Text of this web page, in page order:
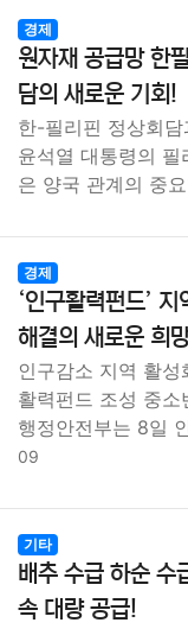
경제
원자재 공급망 한
담의 새로운 기회!
한-필리핀 정상회
윤석열 대통령의 필
은 양국 관계의 중
경제
‘인구활력펀드’ 지
해결의 새로운 희
인구감소 지역 활
활력펀드 조성 중소
행정안전부는 8일
09
기타
배추 수급 하순 수
속 대량 공급!